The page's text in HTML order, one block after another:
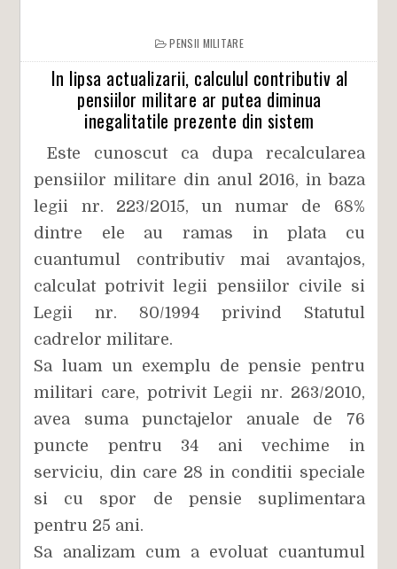
PENSII MILITARE
In lipsa actualizarii, calculul contributiv al
pensiilor militare ar putea diminua
inegalitatile prezente din sistem
Este cunoscut ca dupa recalcularea
pensiilor militare din anul 2016, in baza
legii nr. 223/2015, un numar de 68%
dintre ele au ramas in plata cu
cuantumul contributiv mai avantajos,
calculat potrivit legii pensiilor civile si
Legii nr. 80/1994 privind Statutul
cadrelor militare.
Sa luam un exemplu de pensie pentru
militari care, potrivit Legii nr. 263/2010,
avea suma punctajelor anuale de 76
puncte pentru 34 ani vechime in
serviciu, din care 28 in conditii speciale
si cu spor de pensie suplimentara
pentru 25 ani.
Sa analizam cum a evoluat cuantumul